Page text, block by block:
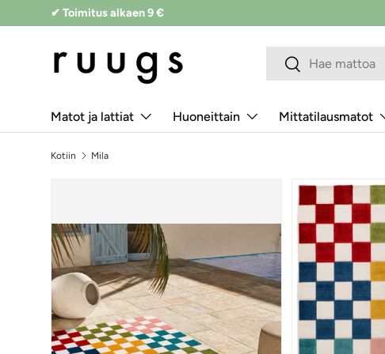
Siirry sisältöön
✔ Toimitus alkaen 9 €
Hakukenttä
Lähetä
Matot ja lattiat Huoneittain Mittatilausmatot
Kotiin Mila